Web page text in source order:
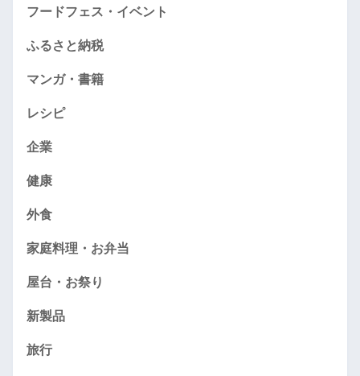
フードフェス・イベント
ふるさと納税
マンガ・書籍
レシピ
企業
健康
外食
家庭料理・お弁当
屋台・お祭り
新製品
旅行